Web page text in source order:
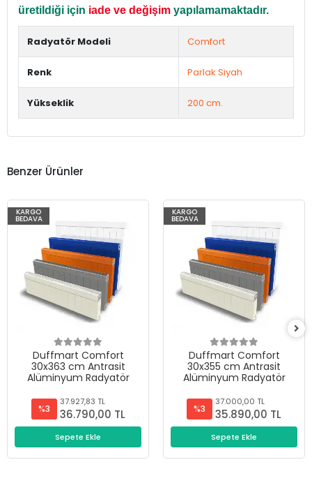
üretildiği için iade ve değişim yapılamamaktadır.
Radyatör Modeli Comfort
Renk Parlak Siyah
Yükseklik 200 cm.
Benzer Ürünler
KARGO
BEDAVA
Duffmart Comfort
30x363 cm Antrasit
Alüminyum Radyatör
%3
37.927,83 TL
36.790,00 TL
Sepete Ekle
KARGO
BEDAVA
Duffmart Comfort
30x355 cm Antrasit
Alüminyum Radyatör
%3
37.000,00 TL
35.890,00 TL
Sepete Ekle